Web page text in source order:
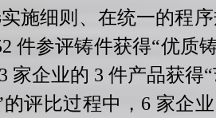
施细则、在统一的程
件参评铸件获得“优质
企业的 3 件产品获得“
评比过程中，6 家企